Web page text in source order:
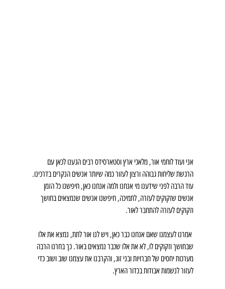
אני ועוד לוחמי אור, מלאכי ארץ וסטארסידס רבים הגענו לכאן עם
הרגשת שליחות גבוהה ורצון לעזור כמה שיותר אנשים הנקרים בדרכינו.
עוד הרבה לפני שידענו מי אנחנו ולמה אנחנו כאן, חיפשנו כל הזמן
אנשים שזקוקים לעזרה, לתמיכה, חיפשנו אנשים שנמצאים בחושך
וזקוקים לעזרה להתחבר לאור.
אמרנו לעצמנו שאם אנחנו כבר כאן, ויש לנו אור לתת, נמצא את אלו
שבחושך וזקוקים לו, לא את אלו שכבר נמצאים באור. כך בחרנו הרבה
מערכות יחסים של חברויות ובני זוג, והקרבנו את עצמנו שוב ושוב כדי
לעזור לנשמות אבודות בכדור הארץ.